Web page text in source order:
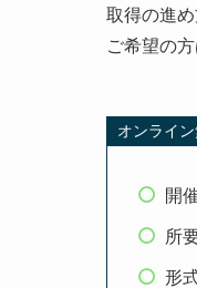
取得の進
ご希望の
オンライ
開
所
形